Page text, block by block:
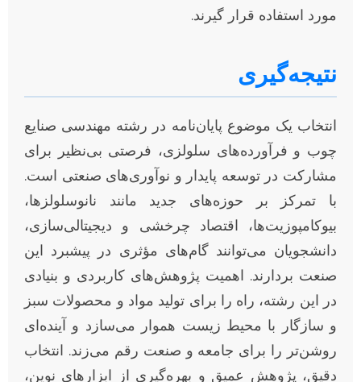
مورد استفاده قرار گیرند.
نتیجه‌گیری
انتخاب یک موضوع پایان‌نامه در رشته مهندسی صنایع
چوب و فرآورده‌های سلولزی، فرصتی بی‌نظیر برای
مشارکت در توسعه پایدار و نوآوری‌های صنعتی است.
با تمرکز بر حوزه‌های جدید مانند نانوسلولزها،
بیوکامپوزیت‌ها، اقتصاد چرخشی و دیجیتالی‌سازی،
دانشجویان می‌توانند گام‌های مؤثری در پیشبرد این
صنعت بردارند. اهمیت پژوهش‌های کاربردی و بنیادی
در این رشته، راه را برای تولید مواد و محصولات سبز
و سازگار با محیط زیست هموار می‌سازد و آینده‌ای
روشن‌تر را برای جامعه و صنعت رقم می‌زند. انتخاب
دقیق، پژوهش عمیق و بهره‌گیری از ابزارهای نوین،